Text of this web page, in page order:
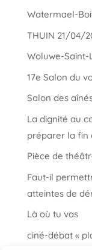
Watermael-
THUIN 21/04/
Woluwe-
17e Salon du
Salon des
La dignité au
préparer la fin
Pièce de
Faut-il
atteintes de
Là où tu vas
ciné-débat «